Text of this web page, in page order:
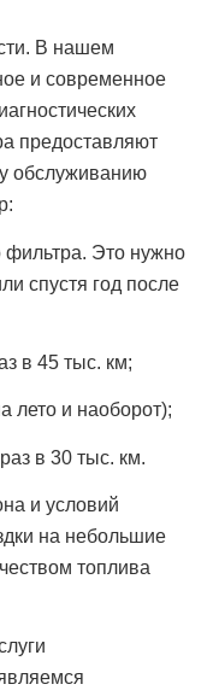
В нашем
и современное
предоставляют
обслуживанию
Это нужно
спустя год после
в 45 тыс. км;
лето и наоборот);
в 30 тыс. км.
и условий
на небольшие
топлива